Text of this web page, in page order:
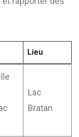
Lieu
Lac
Bratan